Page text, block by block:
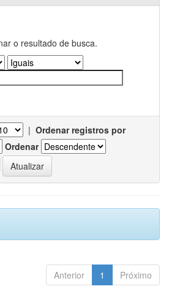
o resultado de busca.
| Ordenar registros por
Ordenar
Anterior 1 Próximo